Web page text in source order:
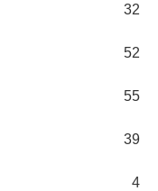
32
52
55
39
4